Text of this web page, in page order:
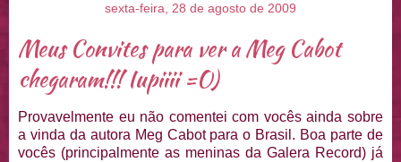
sexta-feira, 28 de agosto de 2009
Meus Convites para ver a Meg Cabot
chegaram!!! Iupiiii =O)
Provavelmente eu não comentei com vocês ainda sobre
a vinda da autora Meg Cabot para o Brasil. Boa parte de
vocês (principalmente as meninas da Galera Record) já